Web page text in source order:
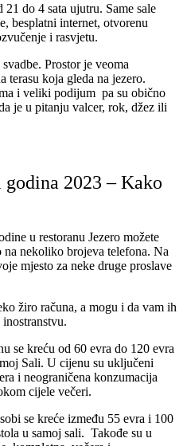
do 4 sata ujutru. Same sale
besplatni internet, otvorenu
i rasvjetu.
Prostor je veoma
terasu koja gleda na jezero.
i veliki podijum pa su obično
je u pitanju valcer, rok, džez ili
godina 2023 – Kako
u restoranu Jezero možete
nekoliko brojeva telefona. Na
mjesto za neke druge proslave
žiro računa, a mogu i da vam ih
se kreću od 60 evra do 120 evra
Sali. U cijenu su uključeni
i neograničena konzumacija
cijele večeri.
se kreće između 55 evra i 100
u samoj sali. Takođe su u